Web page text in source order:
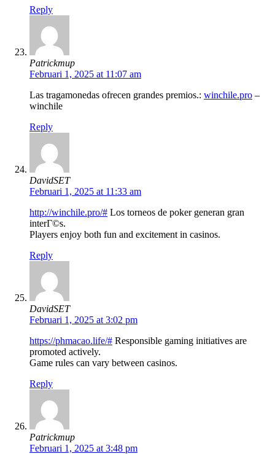
Reply
Patrickmup
Februari 1, 2025 at 11:07 am
Las tragamonedas ofrecen grandes premios.: winchile.pro –
winchile
Reply
DavidSET
Februari 1, 2025 at 11:33 am
http://winchile.pro/# Los torneos de poker generan gran
interГ©s.
Players enjoy both fun and excitement in casinos.
Reply
DavidSET
Februari 1, 2025 at 3:02 pm
https://phmacao.life/# Responsible gaming initiatives are
promoted actively.
Game rules can vary between casinos.
Reply
Patrickmup
Februari 1, 2025 at 3:48 pm